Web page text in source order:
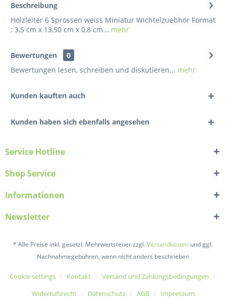
Beschreibung
Holzleiter 6 Sprossen weiss Miniatur Wichtelzuebhör Format
: 3,5 cm x 13,50 cm x 0,8 cm... mehr
Bewertungen
0
Bewertungen lesen, schreiben und diskutieren... mehr
Kunden kauften auch
Kunden haben sich ebenfalls angesehen
Service Hotline
Shop Service
Informationen
Newsletter
* Alle Preise inkl. gesetzl. Mehrwertsteuer zzgl.Versandkosten und ggf.
Nachnahmegebühren, wenn nicht anders beschrieben
Cookie settings Kontakt
Versand und Zahlungsbedingungen
Widerrufsrecht
Datenschutz AGB Impressum